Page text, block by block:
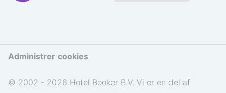
Administrer cookies
© 2002 - 2026 Hotel Booker B.V. Vi er en del af